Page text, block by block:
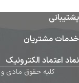
پشتیبانی
خدمات مشتریان
نماد اعتماد الکترونیک
کلیه حقوق مادی